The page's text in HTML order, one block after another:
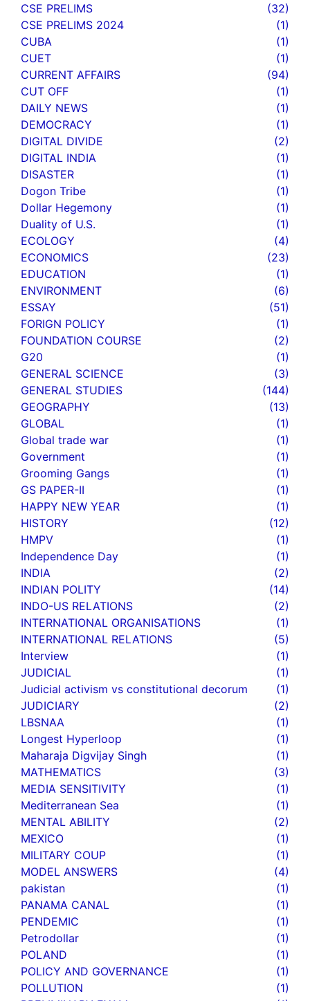
CSE PRELIMS
(32)
CSE PRELIMS 2024
(1)
CUBA
(1)
CUET
(1)
CURRENT AFFAIRS
(94)
CUT OFF
(1)
DAILY NEWS
(1)
DEMOCRACY
(1)
DIGITAL DIVIDE
(2)
DIGITAL INDIA
(1)
DISASTER
(1)
Dogon Tribe
(1)
Dollar Hegemony
(1)
Duality of U.S.
(1)
ECOLOGY
(4)
ECONOMICS
(23)
EDUCATION
(1)
ENVIRONMENT
(6)
ESSAY
(51)
FORIGN POLICY
(1)
FOUNDATION COURSE
(2)
G20
(1)
GENERAL SCIENCE
(3)
GENERAL STUDIES
(144)
GEOGRAPHY
(13)
GLOBAL
(1)
Global trade war
(1)
Government
(1)
Grooming Gangs
(1)
GS PAPER-II
(1)
HAPPY NEW YEAR
(1)
HISTORY
(12)
HMPV
(1)
Independence Day
(1)
INDIA
(2)
INDIAN POLITY
(14)
INDO-US RELATIONS
(2)
INTERNATIONAL ORGANISATIONS
(1)
INTERNATIONAL RELATIONS
(5)
Interview
(1)
JUDICIAL
(1)
Judicial activism vs constitutional decorum
(1)
JUDICIARY
(2)
LBSNAA
(1)
Longest Hyperloop
(1)
Maharaja Digvijay Singh
(1)
MATHEMATICS
(3)
MEDIA SENSITIVITY
(1)
Mediterranean Sea
(1)
MENTAL ABILITY
(2)
MEXICO
(1)
MILITARY COUP
(1)
MODEL ANSWERS
(4)
pakistan
(1)
PANAMA CANAL
(1)
PENDEMIC
(1)
Petrodollar
(1)
POLAND
(1)
POLICY AND GOVERNANCE
(1)
POLLUTION
(1)